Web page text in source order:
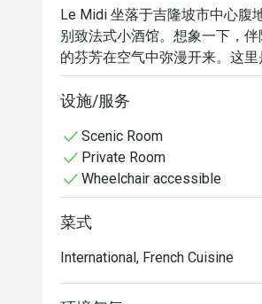
Le Midi 坐落于吉隆坡市中心腹
别致法式小酒馆。想象一下，
的芬芳在空气中弥漫开来。这
聚，于一个兼具格调与温馨的
铭记于心：
这里的用餐体验，是以顶级进
味的执着，在每一道菜品中都
🍽️ 精选推荐
・Truffle Mac & Cheese | 经典
设施/服务
Scenic Room
Private Room
Wheelchair accessible
菜式
International, French Cuisine